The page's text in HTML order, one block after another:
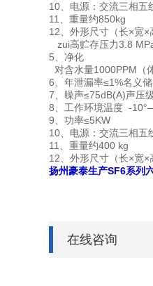
10、电源：交流三相
11、重量约850kg
12、外形尺寸（长×宽
zui高贮存压力3.8
5、净化
对含水量1000PPM（
6、年泄漏率≤1%名义
7、噪声≤75dB(A)声压
8、工作环境温度 -
9、功率≤5KW
10、电源：交流三相
11、重量约400 kg
12、外形尺寸（长×宽
扬州豪泰生产SF6系列
在线咨询